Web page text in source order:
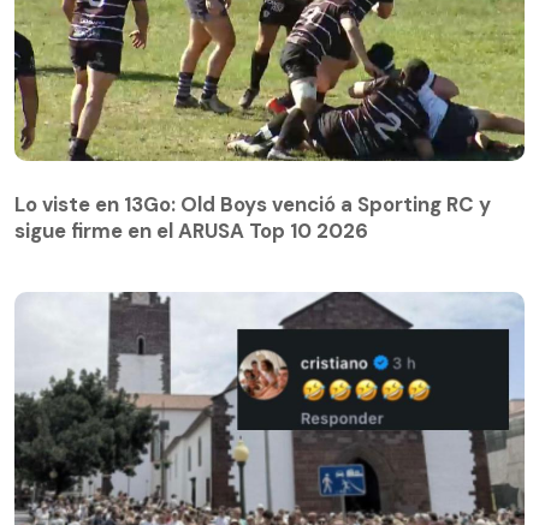
Lo viste en 13Go: Old Boys venció a Sporting RC y
sigue firme en el ARUSA Top 10 2026